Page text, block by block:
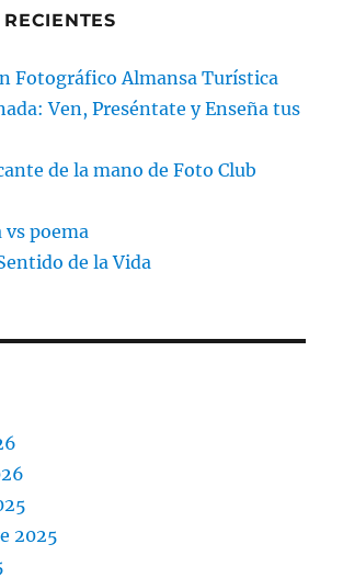
Fotográfico Almansa Turística
Ven, Preséntate y Enseña tus
de la mano de Foto Club
poema
de la Vida
2025